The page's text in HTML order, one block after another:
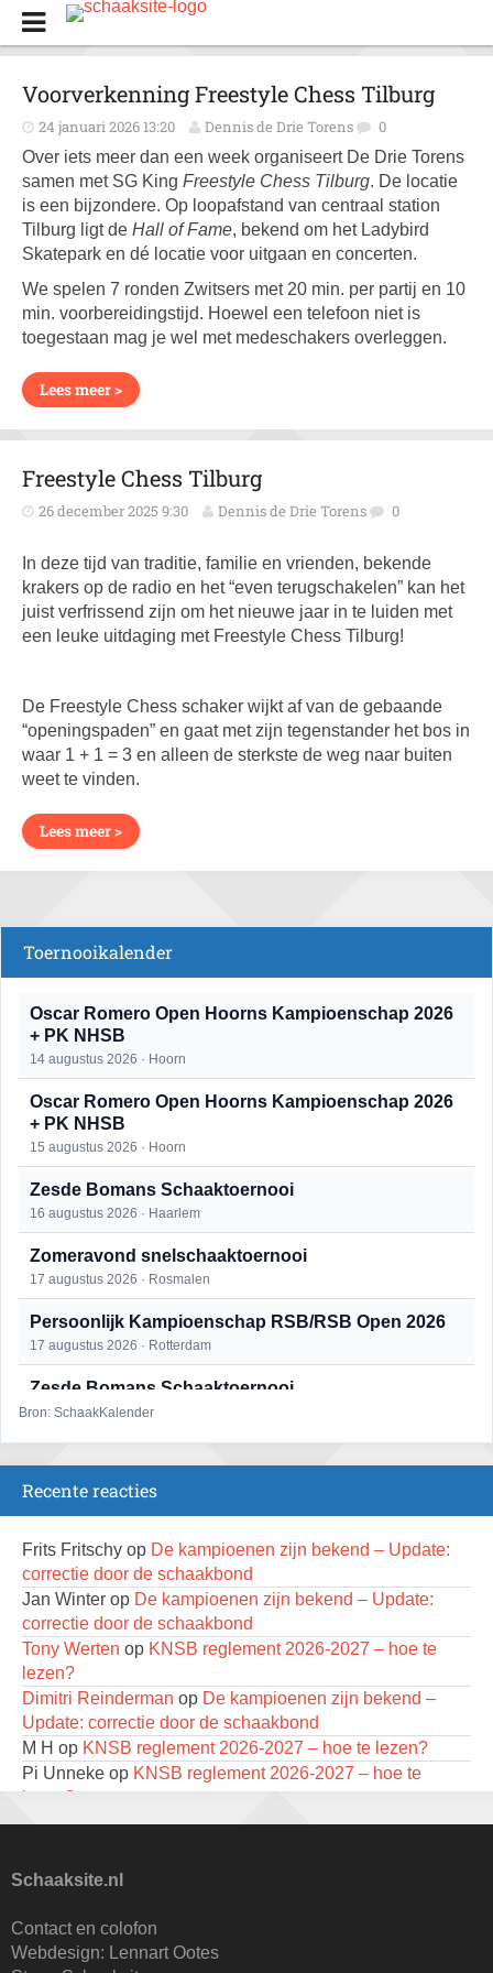
Voorverkenning Freestyle Chess Tilburg
24 januari 2026 13:20 Dennis de Drie Torens 0
Over iets meer dan een week organiseert De Drie Torens
samen met SG King Freestyle Chess Tilburg. De locatie
is een bijzondere. Op loopafstand van centraal station
Tilburg ligt de Hall of Fame, bekend om het Ladybird
Skatepark en dé locatie voor uitgaan en concerten.
We spelen 7 ronden Zwitsers met 20 min. per partij en 10
min. voorbereidingstijd. Hoewel een telefoon niet is
toegestaan mag je wel met medeschakers overleggen.
Lees meer >
Freestyle Chess Tilburg
26 december 2025 9:30 Dennis de Drie Torens 0
In deze tijd van traditie, familie en vrienden, bekende
krakers op de radio en het “even terugschakelen” kan het
juist verfrissend zijn om het nieuwe jaar in te luiden met
een leuke uitdaging met Freestyle Chess Tilburg!
De Freestyle Chess schaker wijkt af van de gebaande
“openingspaden” en gaat met zijn tegenstander het bos in
waar 1 + 1 = 3 en alleen de sterkste de weg naar buiten
weet te vinden.
Lees meer >
Toernooikalender
Oscar Romero Open Hoorns Kampioenschap 2026
+ PK NHSB
14 augustus 2026 · Hoorn
Oscar Romero Open Hoorns Kampioenschap 2026
+ PK NHSB
15 augustus 2026 · Hoorn
Zesde Bomans Schaaktoernooi
16 augustus 2026 · Haarlem
Zomeravond snelschaaktoernooi
17 augustus 2026 · Rosmalen
Persoonlijk Kampioenschap RSB/RSB Open 2026
17 augustus 2026 · Rotterdam
Zesde Bomans Schaaktoernooi
17 augustus 2026 · Haarlem
Persoonlijk Kampioenschap RSB/RSB Open 2026
18 augustus 2026 · Rotterdam
Open 6e Senioren-50+ Zomer-rapidschaaktoernooi
22 augustus 2026 · Udenhout, Gemeente Tilburg
Mat op ‘t Wad
22 augustus 2026 · Den Burg, Texel
Simultaan The Butcher
22 augustus 2026 · Utrecht
2e Utrechts kroegloperstoernooi
23 augustus 2026 · Udenhout, Gemeente Tilburg
Bron: SchaakKalender
Recente reacties
Frits Fritschy op De kampioenen zijn bekend – Update:
correctie door de schaakbond
Jan Winter op De kampioenen zijn bekend – Update:
correctie door de schaakbond
Tony Werten op KNSB reglement 2026-2027 – hoe te
lezen?
Dimitri Reinderman op De kampioenen zijn bekend –
Update: correctie door de schaakbond
M H op KNSB reglement 2026-2027 – hoe te lezen?
Pi Unneke op KNSB reglement 2026-2027 – hoe te
lezen?
Pi UnnekeopKNSB reglement 2026-2027 – hoe te
Dimitri Reinderman
Jan WinteropDe kampioenen zijn bekend – Update:
correctie door de schaakbond
Schaaksite.nl
Contact en colofon
Webdesign: Lennart Ootes